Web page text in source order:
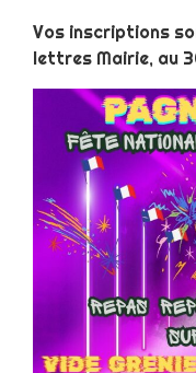
Vos inscriptions
lettres Mairie, au